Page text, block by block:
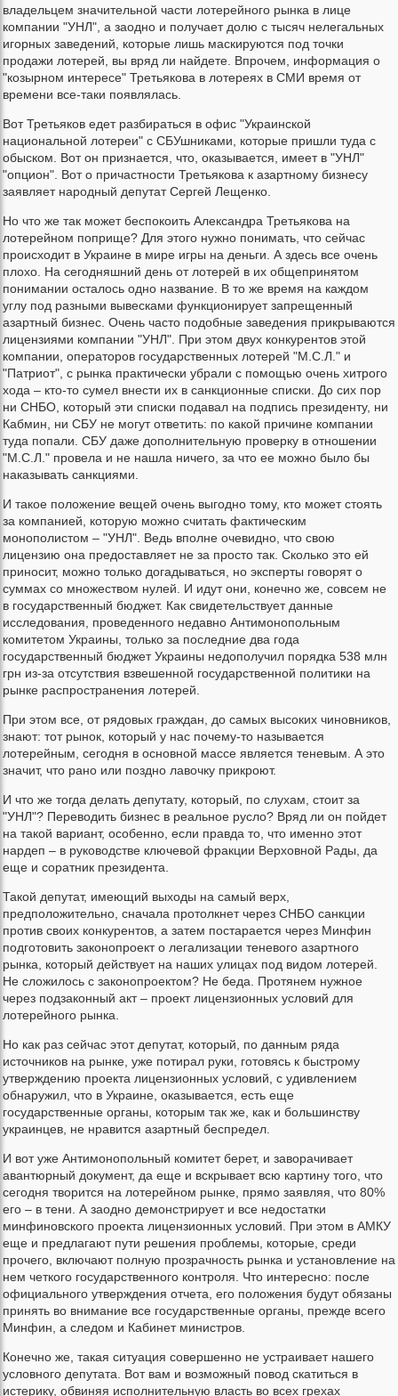
владельцем значительной части лотерейного рынка в лице
компании "УНЛ", а заодно и получает долю с тысяч нелегальных
игорных заведений, которые лишь маскируются под точки
продажи лотерей, вы вряд ли найдете. Впрочем, информация о
"козырном интересе" Третьякова в лотереях в СМИ время от
времени все-таки появлялась.
Вот Третьяков едет разбираться в офис "Украинской
национальной лотереи" с СБУшниками, которые пришли туда с
обыском. Вот он признается, что, оказывается, имеет в "УНЛ"
"опцион". Вот о причастности Третьякова к азартному бизнесу
заявляет народный депутат Сергей Лещенко.
Но что же так может беспокоить Александра Третьякова на
лотерейном поприще? Для этого нужно понимать, что сейчас
происходит в Украине в мире игры на деньги. А здесь все очень
плохо. На сегодняшний день от лотерей в их общепринятом
понимании осталось одно название. В то же время на каждом
углу под разными вывесками функционирует запрещенный
азартный бизнес. Очень часто подобные заведения прикрываются
лицензиями компании "УНЛ". При этом двух конкурентов этой
компании, операторов государственных лотерей "М.С.Л." и
"Патриот", с рынка практически убрали с помощью очень хитрого
хода – кто-то сумел внести их в санкционные списки. До сих пор
ни СНБО, который эти списки подавал на подпись президенту, ни
Кабмин, ни СБУ не могут ответить: по какой причине компании
туда попали. СБУ даже дополнительную проверку в отношении
"М.С.Л." провела и не нашла ничего, за что ее можно было бы
наказывать санкциями.
И такое положение вещей очень выгодно тому, кто может стоять
за компанией, которую можно считать фактическим
монополистом – "УНЛ". Ведь вполне очевидно, что свою
лицензию она предоставляет не за просто так. Сколько это ей
приносит, можно только догадываться, но эксперты говорят о
суммах со множеством нулей. И идут они, конечно же, совсем не
в государственный бюджет. Как свидетельствует данные
исследования, проведенного недавно Антимонопольным
комитетом Украины, только за последние два года
государственный бюджет Украины недополучил порядка 538 млн
грн из-за отсутствия взвешенной государственной политики на
рынке распространения лотерей.
При этом все, от рядовых граждан, до самых высоких чиновников,
знают: тот рынок, который у нас почему-то называется
лотерейным, сегодня в основной массе является теневым. А это
значит, что рано или поздно лавочку прикроют.
И что же тогда делать депутату, который, по слухам, стоит за
"УНЛ"? Переводить бизнес в реальное русло? Вряд ли он пойдет
на такой вариант, особенно, если правда то, что именно этот
нардеп – в руководстве ключевой фракции Верховной Рады, да
еще и соратник президента.
Такой депутат, имеющий выходы на самый верх,
предположительно, сначала протолкнет через СНБО санкции
против своих конкурентов, а затем постарается через Минфин
подготовить законопроект о легализации теневого азартного
рынка, который действует на наших улицах под видом лотерей.
Не сложилось с законопроектом? Не беда. Протянем нужное
через подзаконный акт – проект лицензионных условий для
лотерейного рынка.
Но как раз сейчас этот депутат, который, по данным ряда
источников на рынке, уже потирал руки, готовясь к быстрому
утверждению проекта лицензионных условий, с удивлением
обнаружил, что в Украине, оказывается, есть еще
государственные органы, которым так же, как и большинству
украинцев, не нравится азартный беспредел.
И вот уже Антимонопольный комитет берет, и заворачивает
авантюрный документ, да еще и вскрывает всю картину того, что
сегодня творится на лотерейном рынке, прямо заявляя, что 80%
его – в тени. А заодно демонстрирует и все недостатки
минфиновского проекта лицензионных условий. При этом в АМКУ
еще и предлагают пути решения проблемы, которые, среди
прочего, включают полную прозрачность рынка и установление на
нем четкого государственного контроля. Что интересно: после
официального утверждения отчета, его положения будут обязаны
принять во внимание все государственные органы, прежде всего
Минфин, а следом и Кабинет министров.
Конечно же, такая ситуация совершенно не устраивает нашего
условного депутата. Вот вам и возможный повод скатиться в
истерику, обвиняя исполнительную власть во всех грехах